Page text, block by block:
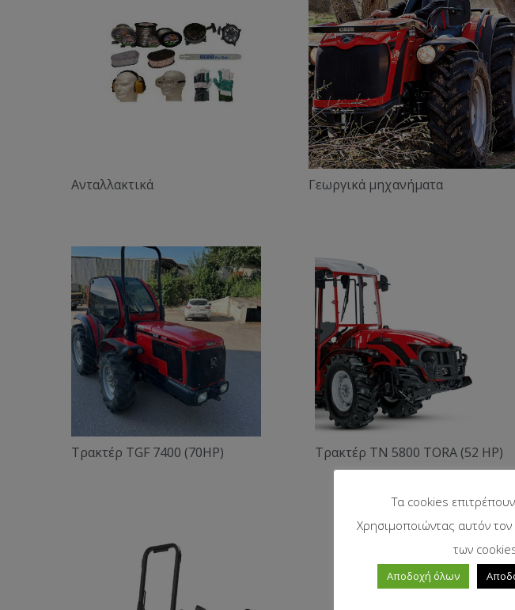
Ανταλλακτικά Γεωργικά μηχανήματα
Τρακτέρ TGF 7400 (70ΗΡ) Τρακτέρ TN 5800 TORA (52 HP)
Τα cookies
Χρησιμοποιώντας αυτόν
των
Αποδοχή όλων